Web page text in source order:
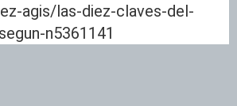
agis/las-diez-claves-del-
n5361141